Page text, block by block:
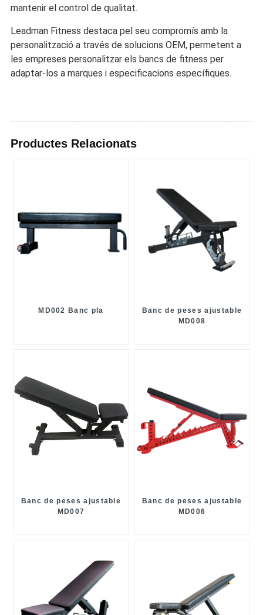
mantenir el control de qualitat.
Leadman Fitness destaca pel seu compromís amb la
personalització a través de solucions OEM, permetent a
les empreses personalitzar els bancs de fitness per
adaptar-los a marques i especificacions específiques.
Productes Relacionats
MD002 Banc pla
Banc de peses ajustable
MD008
Banc de peses ajustable
MD007
Banc de peses ajustable
MD006